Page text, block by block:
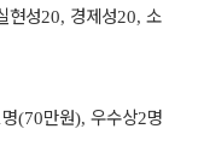
현성20, 경제성20, 소
명(70만원), 우수상2명